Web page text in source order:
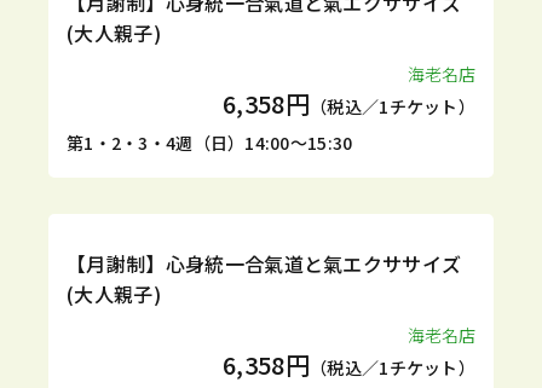
(大人親子)
海老名店
6,358円 （税込／1チケット）
第1・2・3・4週（日）14:00～15:30
定期 体験
【月謝制】心身統一合氣道と氣エクササイズ
(大人親子)
海老名店
6,358円 （税込／1チケット）